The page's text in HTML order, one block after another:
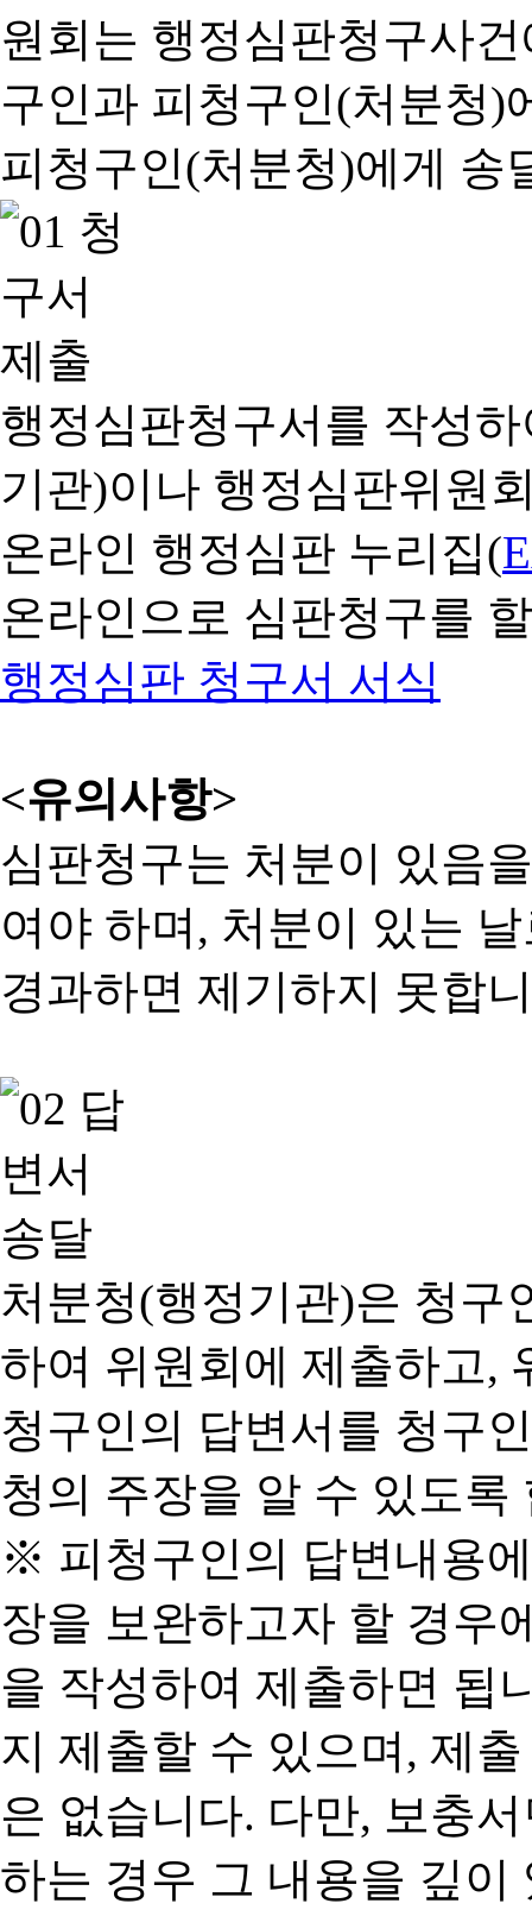
행정심판청구서를 작성
기관)이나 행정심판위원
온라인 행정심판 누리집(
온라인으로 심판청구를
행정심판 청구서 서식
<유의사항>
심판청구는 처분이 있음
여야 하며, 처분이 있는
경과하면 제기하지 못합
처분청(행정기관)은 청구
하여 위원회에 제출하고,
청구인의 답변서를 청구
청의 주장을 알 수 있도록
※ 피청구인의 답변내용
장을 보완하고자 할 경우
을 작성하여 제출하면 됩
지 제출할 수 있으며, 제
은 없습니다. 다만, 보충
하는 경우 그 내용을 깊이